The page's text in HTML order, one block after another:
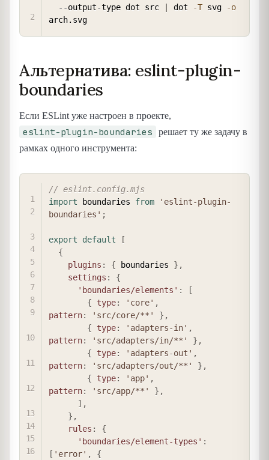
  --output-type dot src
| dot -T svg
-o
Альтернатива: eslint-plugin-
boundaries
Если ESLint уже настроен в проекте,
eslint-plugin-boundaries
решает ту же задачу в
рамках одного инструмента:
// eslint.config.mjs
import boundaries from
'eslint-plugin-
boundaries' ;
export default
[
{
plugins : { boundaries } ,
settings :
{
'boundaries/elements' :
[
{
type: 'core' ,
pattern: 'src/core/**' } ,
{
type: 'adapters-in' ,
pattern: 'src/adapters/in/**' } ,
{
type: 'adapters-out' ,
pattern: 'src/adapters/out/**' } ,
{
type: 'app' ,
pattern: 'src/app/**' } ,
] ,
} ,
rules :
{
'boundaries/element-types' :
[ 'error' ,
{